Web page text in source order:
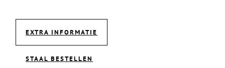
EXTRA INFORMATIE
STAAL BESTELLEN